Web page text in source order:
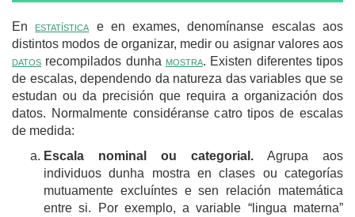
En estatística e en exames, denomínanse escalas aos
distintos modos de organizar, medir ou asignar valores aos
datos recompilados dunha mostra. Existen diferentes tipos
de escalas, dependendo da natureza das variables que se
estudan ou da precisión que requira a organización dos
datos. Normalmente considéranse catro tipos de escalas
de medida:
Escala nominal ou categorial. Agrupa aos
individuos dunha mostra en clases ou categorías
mutuamente excluíntes e sen relación matemática
entre si. Por exemplo, a variable “lingua materna”